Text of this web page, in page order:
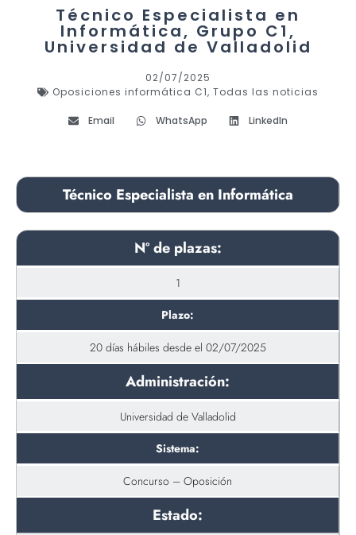
Técnico Especialista en
Informática, Grupo C1,
Universidad de Valladolid
02/07/2025
Oposiciones informática C1, Todas las noticias
Email WhatsApp LinkedIn
Técnico Especialista en Informática
Nº de plazas:
1
Plazo:
20 días hábiles desde el 02/07/2025
Administración:
Universidad de Valladolid
Sistema:
Concurso – Oposición
Estado: